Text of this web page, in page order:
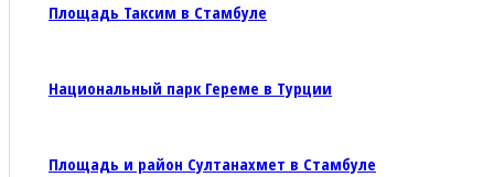
Площадь Таксим в Стамбуле
Национальный парк Гереме в Турции
Площадь и район Султанахмет в Стамбуле